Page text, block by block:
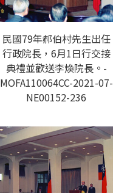
民國79年郝伯村先生出任
行政院長，6月1日行交接
典禮並歡送李煥院長。-
MOFA110064CC-2021-07-
NE00152-236